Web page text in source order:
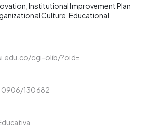
Institutional Improvement Plan
Culture Educational
cgi-olib/?oid=
130682